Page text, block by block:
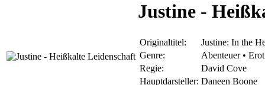
Justine -
Originaltitel:
Justine: In the
Genre:
Abenteuer •
Regie:
David Cove
Hauptdarsteller: Daneen Boone